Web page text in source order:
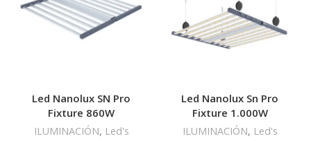
Led Nanolux SN Pro
Fixture 860W
ILUMINACIÓN, Led's
Led Nanolux Sn Pro
Fixture 1.000W
ILUMINACIÓN, Led's